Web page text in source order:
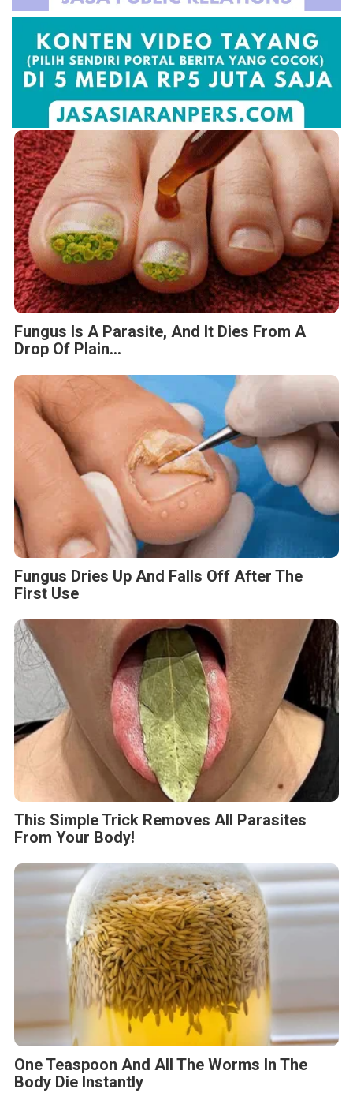
Fungus Is A Parasite, And It Dies From A
Drop Of Plain...
Fungus Dries Up And Falls Off After The
First Use
This Simple Trick Removes All Parasites
From Your Body!
One Teaspoon And All The Worms In The
Body Die Instantly